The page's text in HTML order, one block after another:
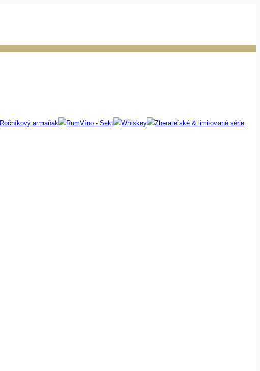
Ročníkový armaňak RumVíno - Sekt Whiskey
Zberateľské & limitované série